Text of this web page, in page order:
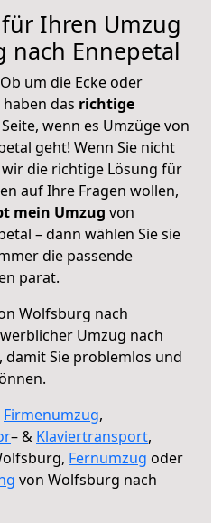
Ihren Umzug
nach Ennepetal
um die Ecke oder
das richtige
wenn es Umzüge von
geht! Wenn Sie nicht
die richtige Lösung für
auf Ihre Fragen wollen,
mein Umzug von
– dann wählen Sie sie
die passende
parat.
Wolfsburg nach
Umzug nach
, damit Sie problemlos und
Firmenumzug,
– & Klaviertransport,
Fernumzug oder
von Wolfsburg nach